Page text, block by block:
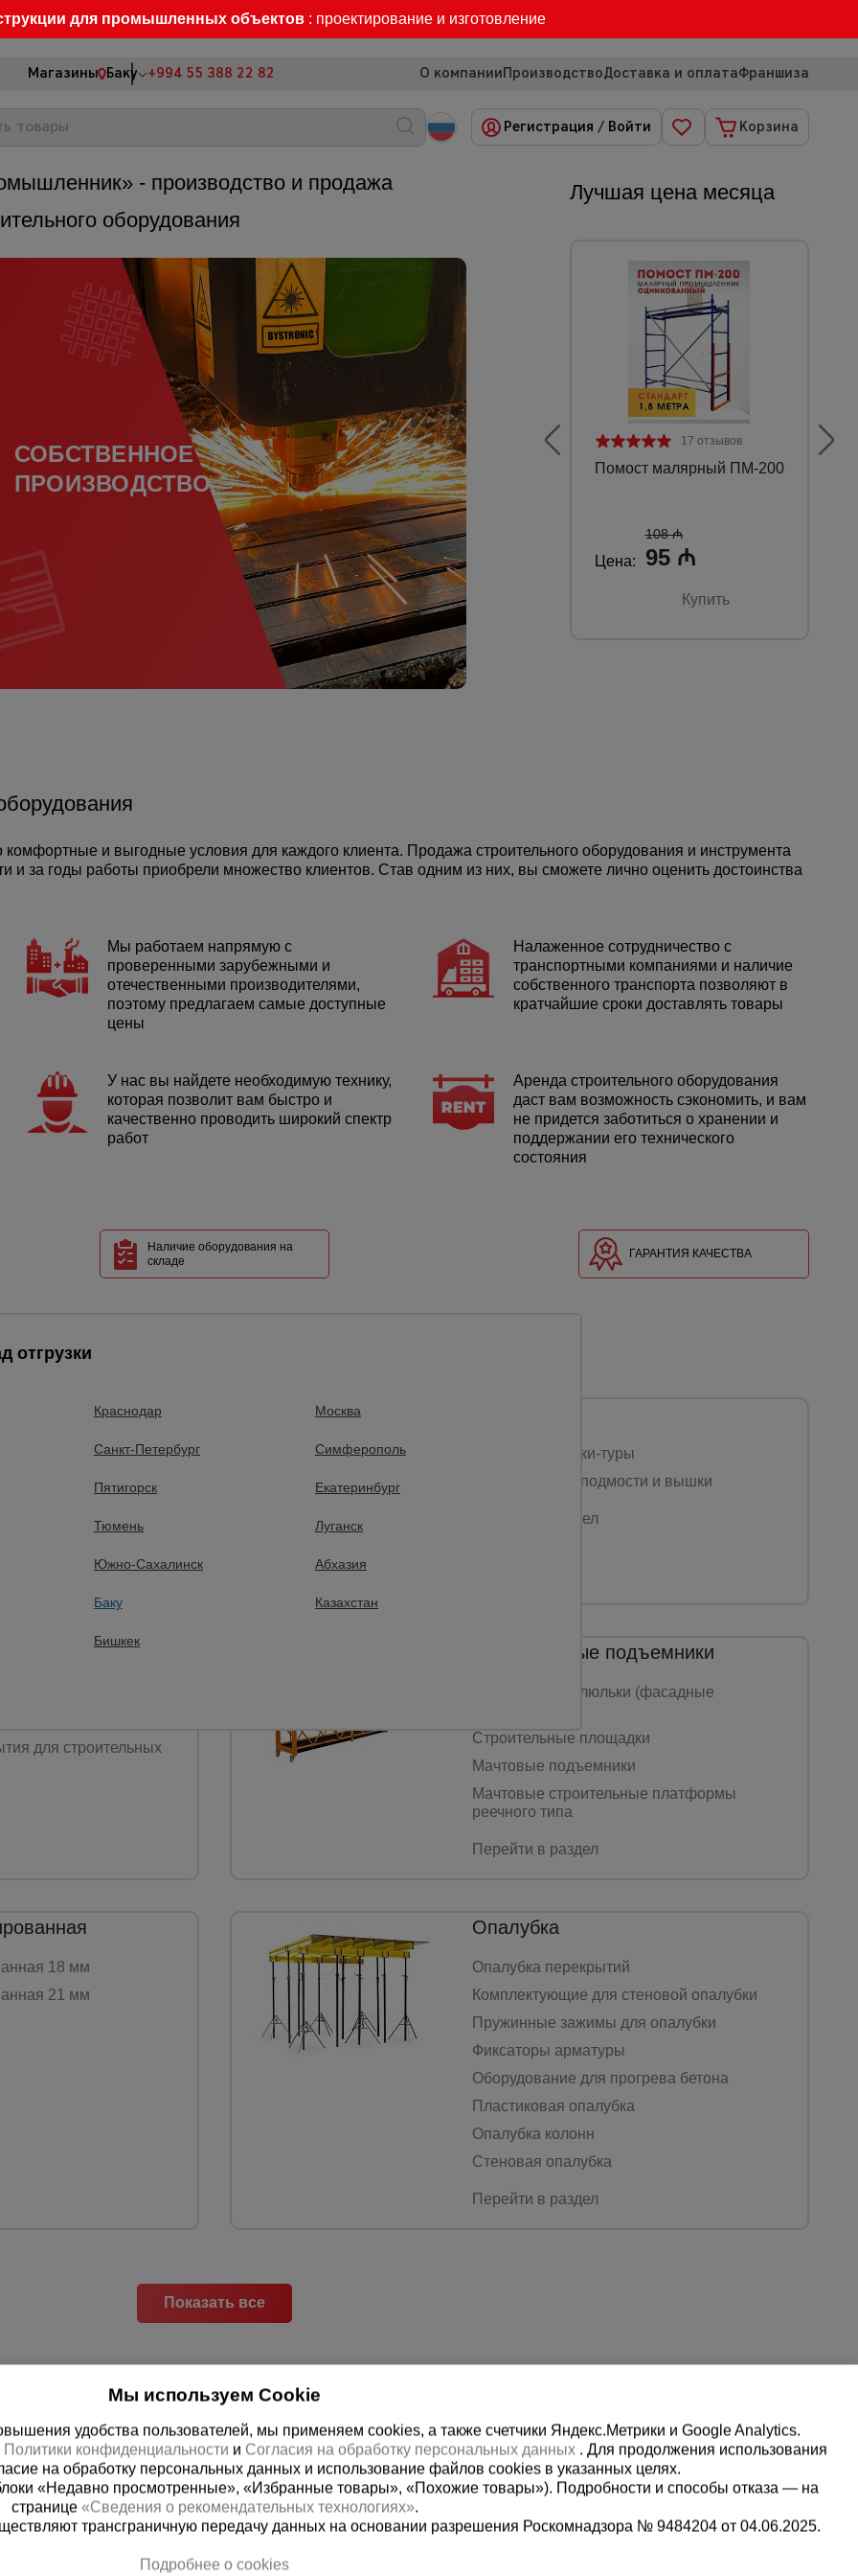
для промышленных объектов : проектирование и изготовление
Магазины Баку +994 55 388 22 82 О компанииПроизводствоДоставка и оплатаФраншиза
Регистрация / Войти Корзина
- производство и продажа
оборудования
СОБСТВЕННОЕ
ПРОИЗВОДСТВО
БОЛЬШОЙ
Лучшая цена месяца
17 отзывов
Помост малярный ПМ-200
Цена:
108 ₼
95 ₼
Купить
и выгодные условия для каждого клиента. Продажа строительного оборудования и инструмента
и за годы работы приобрели множество клиентов. Став одним из них, вы сможете лично оценить достоинства
Мы работаем напрямую с
проверенными зарубежными и
отечественными производителями,
поэтому предлагаем самые доступные
цены
Налаженное сотрудничество с
транспортными компаниями и наличие
собственного транспорта позволяют в
кратчайшие сроки доставлять товары
У нас вы найдете необходимую технику,
которая позволит вам быстро и
качественно проводить широкий спектр
работ
Аренда строительного оборудования
даст вам возможность сэкономить, и вам
не придется заботиться о хранении и
поддержании его технического
состояния
Наличие оборудования на
складе
ГАРАНТИЯ КАЧЕСТВА
леса
Стальные вышки-туры
Алюминиевые подмости и вышки
Перейти в раздел
для строительных
Строительные подъемники
Строительные люльки (фасадные
Строительные площадки
Мачтовые подъемники
Мачтовые строительные платформы
реечного типа
Перейти в раздел
18 мм
21 мм
Опалубка
Опалубка перекрытий
Комплектующие для стеновой опалубки
Пружинные зажимы для опалубки
Фиксаторы арматуры
Оборудование для прогрева бетона
Пластиковая опалубка
Опалубка колонн
Стеновая опалубка
Перейти в раздел
Показать все
Мы в социальных сетях:
отгрузки
Краснодар Москва
Санкт-Петербург Симферополь
Пятигорск Екатеринбург
Тюмень Луганск
Южно-Сахалинск Абхазия
Баку Казахстан
Бишкек
Мы используем Cookie
удобства пользователей, мы применяем cookies, а также счетчики Яндекс.Метрики и Google Analytics.
Политики конфиденциальности и Согласия на обработку персональных данных . Для продолжения использования
на обработку персональных данных и использование файлов cookies в указанных целях.
«Недавно просмотренные», «Избранные товары», «Похожие товары»). Подробности и способы отказа — на
странице «Сведения о рекомендательных технологиях».
трансграничную передачу данных на основании разрешения Роскомнадзора № 9484204 от 04.06.2025.
Подробнее о cookies